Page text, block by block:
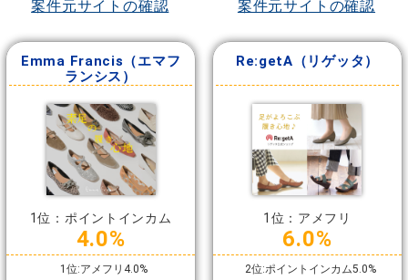
案件元サイトの確認 案件元サイトの確認
Emma Francis（エマフ
ランシス）
1位：ポイントインカム
4.0%
1位:アメフリ4.0%
Re:getA（リゲッタ）
1位：アメフリ
6.0%
2位:ポイントインカム5.0%